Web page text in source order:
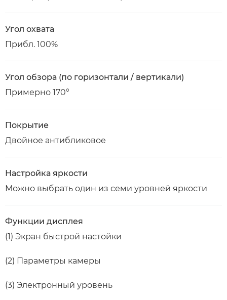
Угол охвата
Прибл. 100%
Угол обзора (по горизонтали / вертикали)
Примерно 170°
Покрытие
Двойное антибликовое
Настройка яркости
Можно выбрать один из семи уровней яркости
Функции дисплея
(1) Экран быстрой настойки
(2) Параметры камеры
(3) Электронный уровень